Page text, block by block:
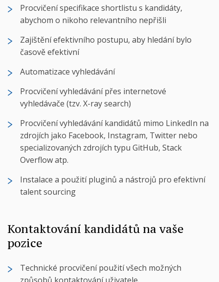
Procvičení specifikace shortlistu s kandidáty,
abychom o nikoho relevantního nepřišli
Zajištění efektivního postupu, aby hledání bylo
časově efektivní
Automatizace vyhledávání
Procvičení vyhledávání přes internetové
vyhledávače (tzv. X-ray search)
Procvičení vyhledávání kandidátů mimo LinkedIn na
zdrojích jako Facebook, Instagram, Twitter nebo
specializovaných zdrojích typu GitHub, Stack
Overflow atp.
Instalace a použití pluginů a nástrojů pro efektivní
talent sourcing
Kontaktování kandidátů na vaše
pozice
Technické procvičení použití všech možných